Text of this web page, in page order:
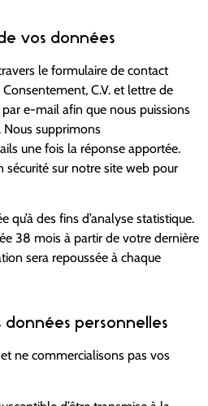
vos données
le formulaire de contact
C.V. et lettre de
e-mail afin que nous puissions
supprimons
une fois la réponse apportée.
sécurité sur notre site web pour
qu’à des fins d’analyse statistique.
38 mois à partir de votre dernière
sera repoussée à chaque
données personnelles
ne commercialisons pas vos